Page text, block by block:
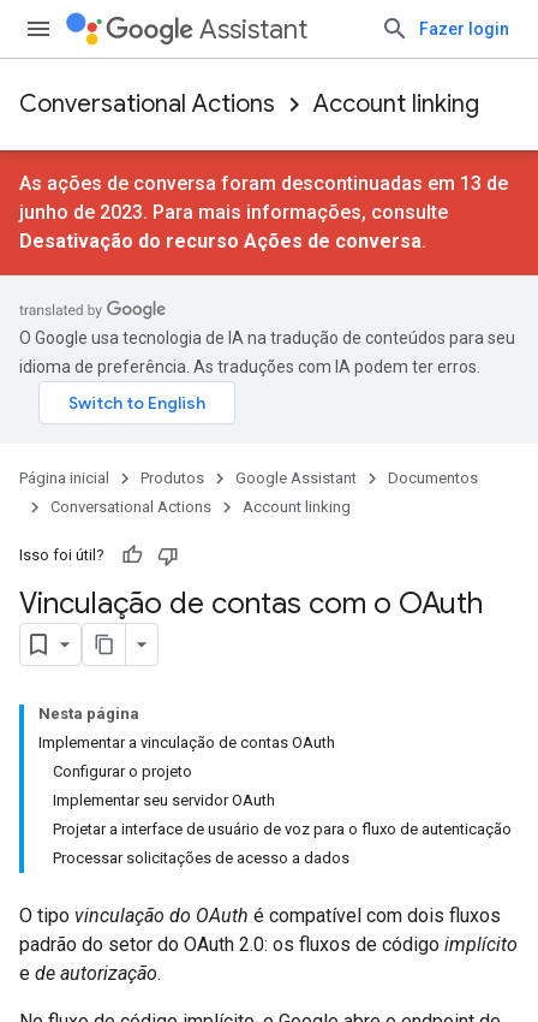
Assistant Fazer login
Conversational Actions Account linking
As ações de conversa foram descontinuadas em 13 de
junho de 2023. Para mais informações, consulte
Desativação do recurso Ações de conversa.
O Google usa tecnologia de IA na tradução de conteúdos para seu
idioma de preferência. As traduções com IA podem ter erros.
Página inicial Produtos Google Assistant
Documentos
Conversational Actions
Account linking
Isso foi útil?
Vinculação de contas com o OAuth
Nesta página
Implementar a vinculação de contas OAuth
Configurar o projeto
Implementar seu servidor OAuth
Projetar a interface de usuário de voz para o fluxo de autenticação
Processar solicitações de acesso a dados
O tipo vinculação do OAuth é compatível com dois fluxos
padrão do setor do OAuth 2.0: os fluxos de código implícito
e de autorização.